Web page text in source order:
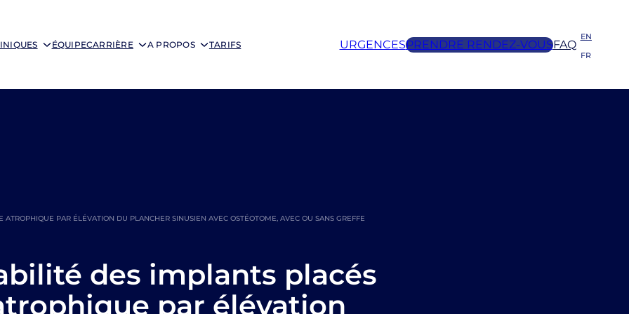
ÉQUIPECARRIÈRE A PROPOS TARIFS URGENCESPRENDRE RENDEZ-VOUSFAQ
EN
FR
PAR ÉLÉVATION DU PLANCHER SINUSIEN AVEC OSTÉOTOME, AVEC OU SANS GREFFE
des implants placés
par élévation